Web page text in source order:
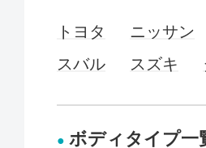
トヨタ ニッサン
スバル
スズキ
ボディタイプ一